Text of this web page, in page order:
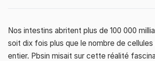
Nos intestins abritent plus de 100 000
soit dix fois plus que le nombre de
entier. Pbsin misait sur cette réalité